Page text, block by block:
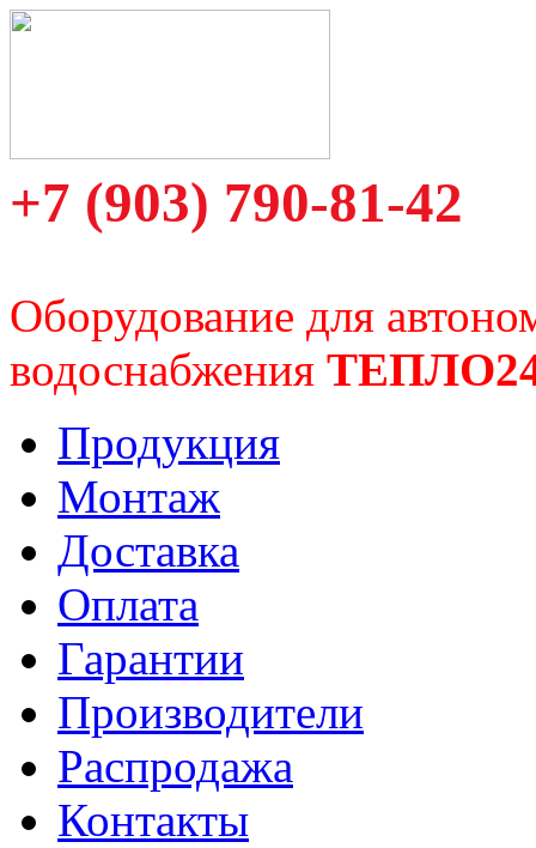
+7 (903) 790-81-42
Оборудование для
водоснабжения
Продукция
Монтаж
Доставка
Оплата
Гарантии
Производители
Распродажа
Контакты